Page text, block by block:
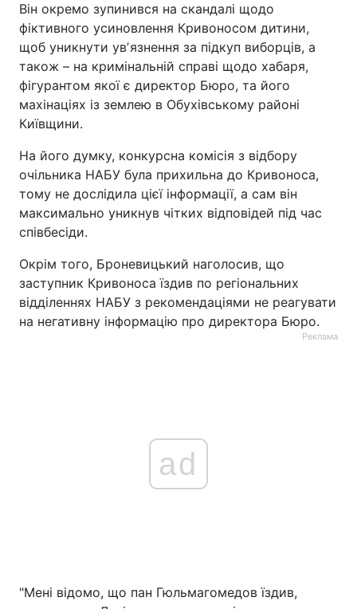
Він окремо зупинився на скандалі щодо
фіктивного усиновлення Кривоносом дитини,
щоб уникнути увʼязнення за підкуп виборців, а
також – на кримінальній справі щодо хабаря,
фігурантом якої є директор Бюро, та його
махінаціях із землею в Обухівському районі
Київщини.
На його думку, конкурсна комісія з відбору
очільника НАБУ була прихильна до Кривоноса,
тому не дослідила цієї інформації, а сам він
максимально уникнув чітких відповідей під час
співбесіди.
Окрім того, Броневицький наголосив, що
заступник Кривоноса їздив по регіональних
відділеннях НАБУ з рекомендаціями не реагувати
на негативну інформацію про директора Бюро.
Реклама
ad
"Мені відомо, що пан Гюльмагомедов їздив,